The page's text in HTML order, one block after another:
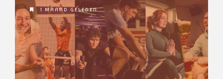
1 MAAND GELEDEN